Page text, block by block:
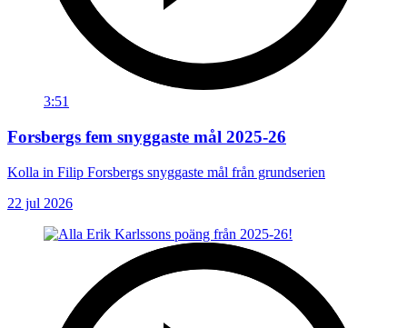
3:51
Forsbergs fem snyggaste mål 2025-26
Kolla in Filip Forsbergs snyggaste mål från grundserien
22 jul 2026